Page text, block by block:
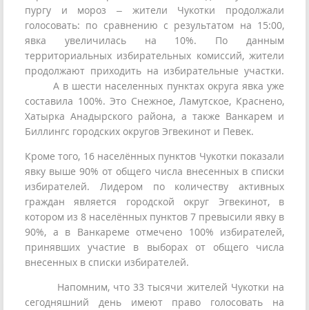
пургу и мороз – жители Чукотки продолжали
голосовать: по сравнению с результатом на 15:00,
явка увеличилась на 10%. По данным
территориальных избирательных комиссий, жители
продолжают приходить на избирательные участки.
А в шести населенных пунктах округа явка уже
составила 100%. Это Снежное, Ламутское, Краснено,
Хатырка Анадырского района, а также Ванкарем и
Биллингс городских округов Эгвекинот и Певек.
Кроме того, 16 населённых пунктов Чукотки показали
явку выше 90% от общего числа внесенных в списки
избирателей. Лидером по количеству активных
граждан является городской округ Эгвекинот, в
котором из 8 населённых пунктов 7 превысили явку в
90%, а в Ванкареме отмечено 100% избирателей,
принявших участие в выборах от общего числа
внесенных в списки избирателей.
Напомним, что 33 тысячи жителей Чукотки на
сегодняшний день имеют право голосовать на